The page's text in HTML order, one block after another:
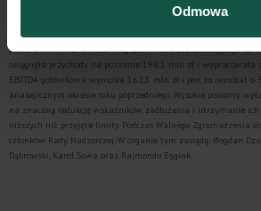
Odmowa
Zwyczajne Walne Zgromadzenie zatwierdziło również
2021/22, który w przypadku Kredyt Inkaso zakończył się 31
Grupa zanotowała rekordowy w swojej historii poziom spłat,
pułap 279 mln zł (wzrost względem roku poprzedzającego aż
osiągnęła przychody na poziomie 198,1 mln zł i wypracowała
EBITDA gotówkowa wyniosła 162,1 mln zł i jest to rezultat o
analogicznym okresie roku poprzedniego. Wysokie poziomy
na znaczną redukcję wskaźników zadłużenia i utrzymanie
niższych niż przyjęte limity. Podczas Walnego Zgromadzenia
członków Rady Nadzorczej. W organie tym zasiądą: Bogdan
Dąbrowski, Karol Sowa oraz Raimondo Eggink.